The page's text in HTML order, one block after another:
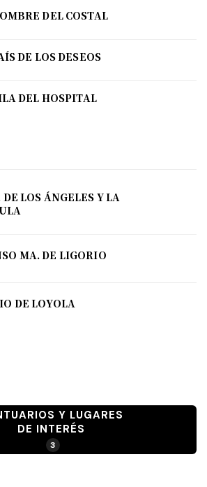
DEL COSTAL
DE LOS DESEOS
DEL HOSPITAL
LOS ÁNGELES Y LA
MA. DE LIGORIO
DE LOYOLA
Y LUGARES
DE INTERÉS
3